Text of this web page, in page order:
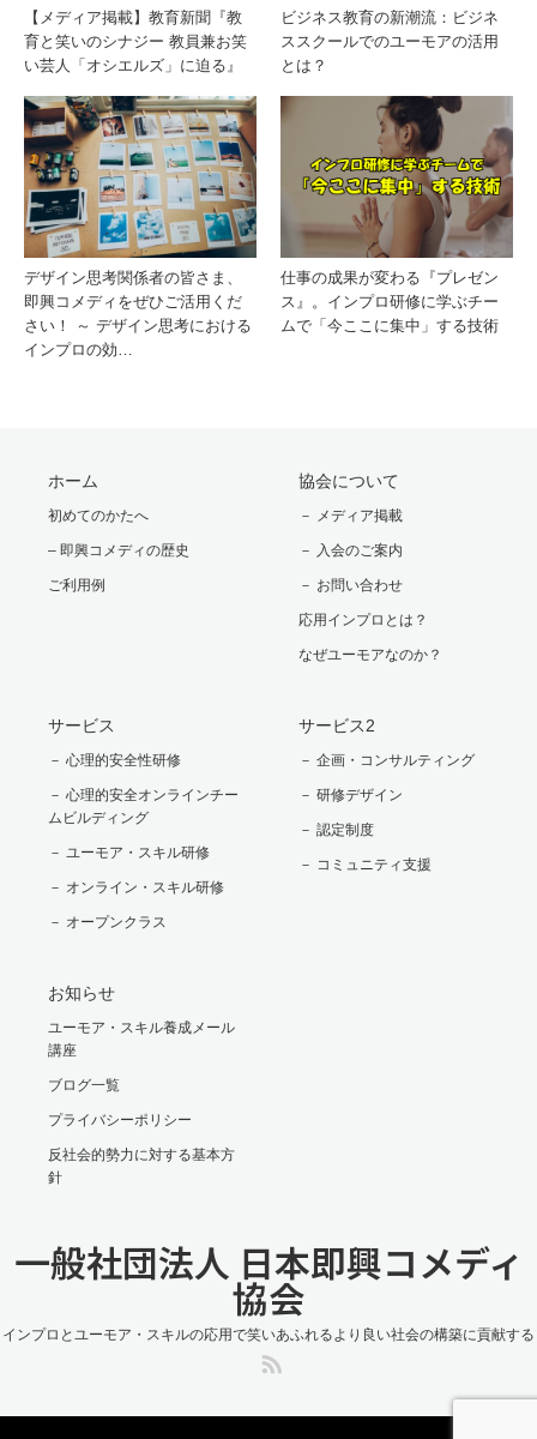
【メディア掲載】教育新聞『教
育と笑いのシナジー 教員兼お笑
い芸人「オシエルズ」に迫る』
ビジネス教育の新潮流：ビジネ
ススクールでのユーモアの活用
とは？
デザイン思考関係者の皆さま、
即興コメディをぜひご活用くだ
さい！ ～ デザイン思考における
インプロの効…
仕事の成果が変わる『プレゼン
ス』。インプロ研修に学ぶチー
ムで「今ここに集中」する技術
ホーム
初めてのかたへ
– 即興コメディの歴史
ご利用例
協会について
－ メディア掲載
－ 入会のご案内
－ お問い合わせ
応用インプロとは？
なぜユーモアなのか？
サービス
－ 心理的安全性研修
－ 心理的安全オンラインチー
ムビルディング
－ ユーモア・スキル研修
－ オンライン・スキル研修
－ オープンクラス
サービス2
－ 企画・コンサルティング
－ 研修デザイン
－ 認定制度
－ コミュニティ支援
お知らせ
ユーモア・スキル養成メール
講座
ブログ一覧
プライバシーポリシー
反社会的勢力に対する基本方
針
一般社団法人 日本即興コメディ
協会
インプロとユーモア・スキルの応用で笑いあふれるより良い社会の構築に貢献する